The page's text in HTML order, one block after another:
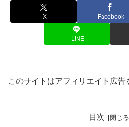
X Facebook
LINE
このサイトはアフィリエイト広告
目次